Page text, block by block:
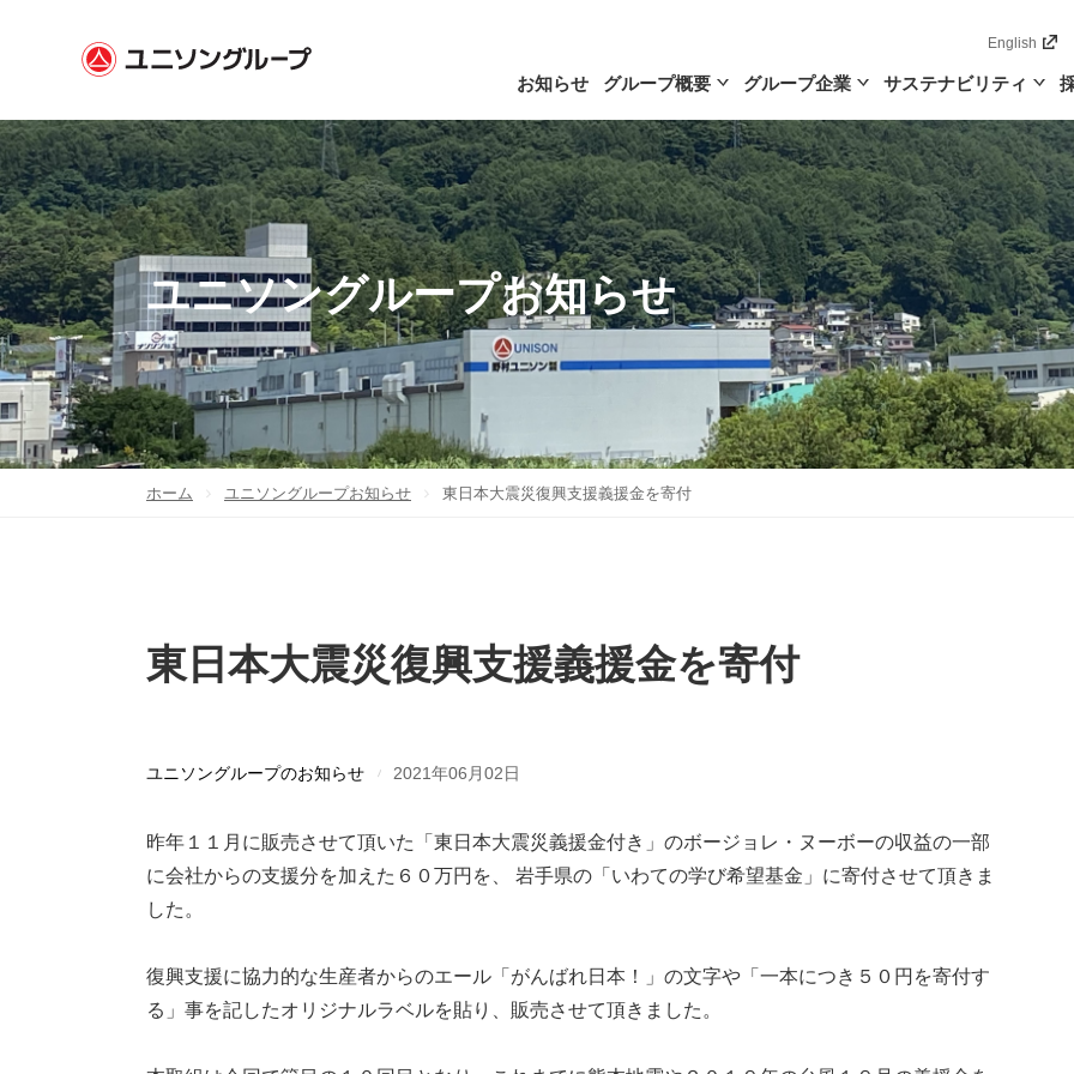
お知らせ グループ概要 グループ企業 サステナビリティ
English
ユニソングループお知らせ
ホーム ユニソングループお知らせ 東日本大震災復興支援義援金を寄付
東日本大震災復興支援義援金を寄付
ユニソングループのお知らせ 2021年06月02日
昨年１１月に販売させて頂いた「東日本大震災義援金付き」のボージョレ・ヌーボーの収益の一部
に会社からの支援分を加えた６０万円を、 岩手県の「いわての学び希望基金」に寄付させて頂きま
した。
復興支援に協力的な生産者からのエール「がんばれ日本！」の文字や「一本につき５０円を寄付す
る」事を記したオリジナルラベルを貼り、販売させて頂きました。